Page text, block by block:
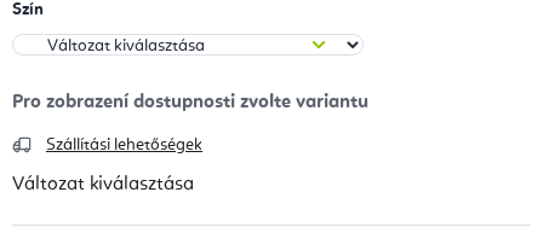
Szín
Szállítási lehetőségek
Változat kiválasztása